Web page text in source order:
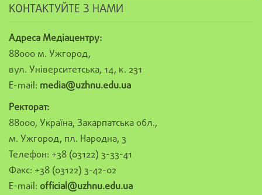
КОНТАКТУЙТЕ З НАМИ
Адреса Медіацентру:
88000 м. Ужгород,
вул. Університетська, 14, к. 231
E-mail: media@uzhnu.edu.ua
Ректорат:
88000, Україна, Закарпатська обл.,
м. Ужгород, пл. Народна, 3
Телефон: +38 (03122) 3-33-41
Факс: +38 (03122) 3-42-02
E-mail: official@uzhnu.edu.ua